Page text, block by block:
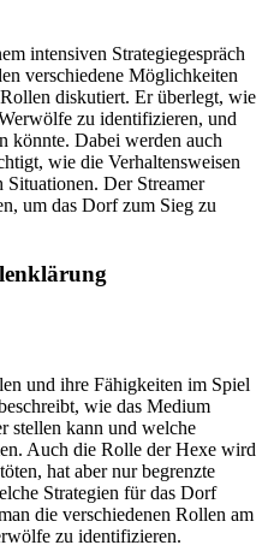
intensiven Strategiegespräch
verschiedene Möglichkeiten
diskutiert. Er überlegt, wie
zu identifizieren, und
könnte. Dabei werden auch
wie die Verhaltensweisen
Situationen. Der Streamer
um das Dorf zum Sieg zu
und ihre Fähigkeiten im Spiel
wie das Medium
stellen kann und welche
Auch die Rolle der Hexe wird
hat aber nur begrenzte
Strategien für das Dorf
die verschiedenen Rollen am
zu identifizieren.